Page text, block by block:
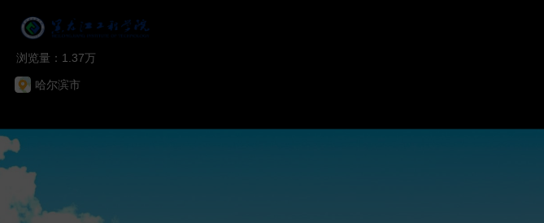
浏览量：1.37万
哈尔滨市